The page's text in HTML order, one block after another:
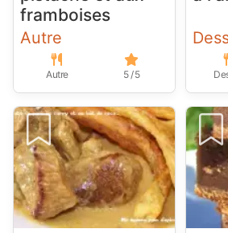
framboises
Autre
Autre 5 / 5